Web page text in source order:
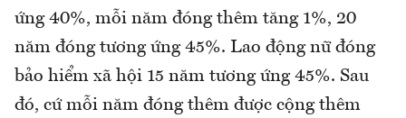
ứng 40%, mỗi năm đóng thêm tăng 1%, 20
năm đóng tương ứng 45%. Lao động nữ đóng
bảo hiểm xã hội 15 năm tương ứng 45%. Sau
đó, cứ mỗi năm đóng thêm được cộng thêm